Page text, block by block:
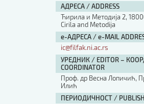
АДРЕСА / ADDRESS
Ћирила и Методија 2,
Cirila and Metodija
е-АДРЕСА / e-MAIL
ic@filfak.ni.ac.rs
УРЕДНИК / EDITOR –
COORDINATOR
Проф. др Весна Лопичић,
Илић
ПЕРИОДИЧНОСТ /